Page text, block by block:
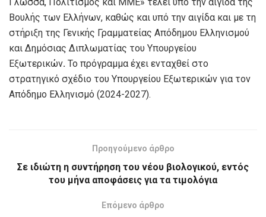
Βουλής των Ελλήνων, καθώς και υπό την αιγίδα και με τη
στήριξη της Γενικής Γραμματείας Απόδημου Ελληνισμού
και Δημόσιας Διπλωματίας του Υπουργείου
Εξωτερικών. Το πρόγραμμα έχει ενταχθεί στο
στρατηγικό σχέδιο του Υπουργείου Εξωτερικών για τον
Απόδημο Ελληνισμό (2024-2027).
Προηγούμενο άρθρο
Σε ιδιώτη η συντήρηση του νέου βιολογικού, εντός
του μήνα αποφάσεις για τα τιμολόγια
Επόμενο άρθρο